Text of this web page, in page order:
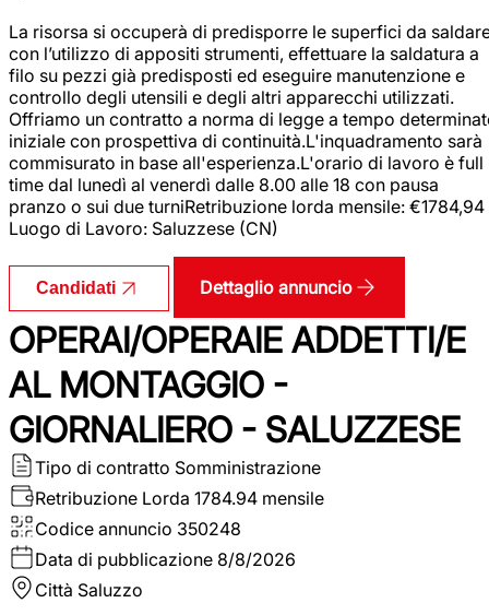
La risorsa si occuperà di predisporre le superfici da
con l’utilizzo di appositi strumenti, effettuare la saldatura a
filo su pezzi già predisposti ed eseguire manutenzione e
controllo degli utensili e degli altri apparecchi utilizzati.
Offriamo un contratto a norma di legge a tempo
iniziale con prospettiva di continuità.L'inquadramento sarà
commisurato in base all'esperienza.L'orario di lavoro è full
time dal lunedì al venerdì dalle 8.00 alle 18 con pausa
pranzo o sui due turniRetribuzione lorda mensile: €1784,94
Luogo di Lavoro: Saluzzese (CN)
Candidati Dettaglio annuncio
OPERAI/OPERAIE ADDETTI/E
AL MONTAGGIO -
GIORNALIERO - SALUZZESE
Tipo di contratto Somministrazione
Retribuzione Lorda 1784.94 mensile
Codice annuncio 350248
Data di pubblicazione 8/8/2026
Città Saluzzo